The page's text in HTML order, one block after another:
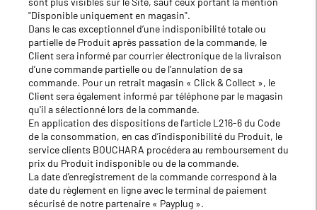
"Disponible uniquement en magasin".
Dans le cas exceptionnel d’une indisponibilité totale ou
partielle de Produit après passation de la commande, le
Client sera informé par courrier électronique de la livraison
d’une commande partielle ou de l’annulation de sa
commande. Pour un retrait magasin « Click & Collect », le
Client sera également informé par téléphone par le magasin
qu'il a sélectionné lors de la commande.
En application des dispositions de l'article L216-6 du Code
de la consommation, en cas d’indisponibilité du Produit, le
service clients BOUCHARA procédera au remboursement du
prix du Produit indisponible ou de la commande.
La date d'enregistrement de la commande correspond à la
date du règlement en ligne avec le terminal de paiement
sécurisé de notre partenaire « Payplug ».